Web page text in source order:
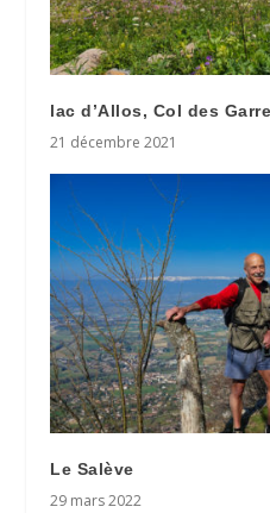
lac d’Allos, Col des
21 décembre 2021
Le Salève
29 mars 2022